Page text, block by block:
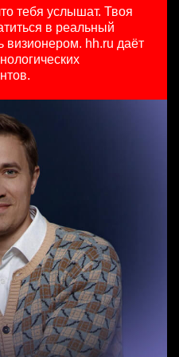
(B2B)
тебя услышат. Твоя
в реальный
визионером. hh.ru даёт